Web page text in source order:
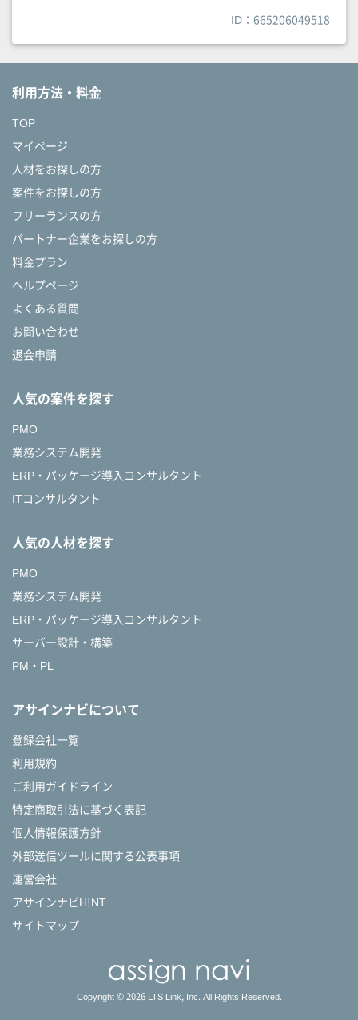
ID：665206049518
利用方法・料金
TOP
マイページ
人材をお探しの方
案件をお探しの方
フリーランスの方
パートナー企業をお探しの方
料金プラン
ヘルプページ
よくある質問
お問い合わせ
退会申請
人気の案件を探す
PMO
業務システム開発
ERP・パッケージ導入コンサルタント
ITコンサルタント
人気の人材を探す
PMO
業務システム開発
ERP・パッケージ導入コンサルタント
サーバー設計・構築
PM・PL
アサインナビについて
登録会社一覧
利用規約
ご利用ガイドライン
特定商取引法に基づく表記
個人情報保護方針
外部送信ツールに関する公表事項
運営会社
アサインナビH!NT
サイトマップ
Copyright © 2026 LTS Link, Inc. All Rights Reserved.